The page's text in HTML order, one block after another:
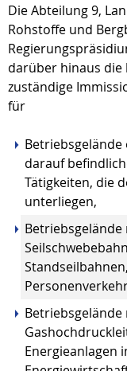
Die Abteilung 9,
Rohstoffe und
darüber hinaus die
zuständige
für
darauf
Tätigkeiten, die
unterliegen,
Betriebsgelände
Betriebsgelände
Energieanlagen